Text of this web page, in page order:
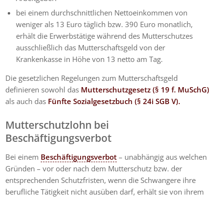
bei einem durchschnittlichen Nettoeinkommen von
weniger als 13 Euro täglich bzw. 390 Euro monatlich,
erhält die Erwerbstätige während des Mutterschutzes
ausschließlich das Mutterschaftsgeld von der
Krankenkasse in Höhe von 13 netto am Tag.
Die gesetzlichen Regelungen zum Mutterschaftsgeld
definieren sowohl das Mutterschutzgesetz (§ 19 f. MuSchG)
als auch das Fünfte Sozialgesetzbuch (§ 24i SGB V).
Mutterschutzlohn bei
Beschäftigungsverbot
Bei einem Beschäftigungsverbot – unabhängig aus welchen
Gründen – vor oder nach dem Mutterschutz bzw. der
entsprechenden Schutzfristen, wenn die Schwangere ihre
berufliche Tätigkeit nicht ausüben darf, erhält sie von ihrem